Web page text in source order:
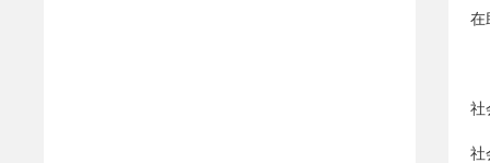
在
社
社